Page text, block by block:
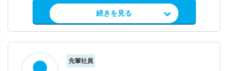
求人情報を見る
続きを見る
先輩社員